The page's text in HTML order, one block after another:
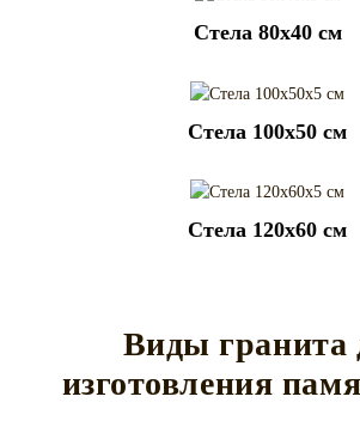
Cтела 80x40 см
Cтела 100x50 см
Cтела 120x60 см
Виды гранита
изготовления